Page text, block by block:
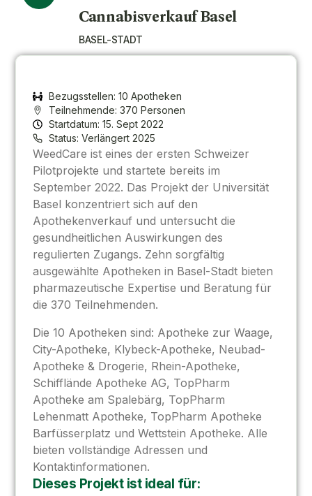
Cannabisverkauf Basel
BASEL-STADT
Bezugsstellen: 10 Apotheken
Teilnehmende: 370 Personen
Startdatum: 15. Sept 2022
Status: Verlängert 2025
WeedCare ist eines der ersten Schweizer
Pilotprojekte und startete bereits im
September 2022. Das Projekt der Universität
Basel konzentriert sich auf den
Apothekenverkauf und untersucht die
gesundheitlichen Auswirkungen des
regulierten Zugangs. Zehn sorgfältig
ausgewählte Apotheken in Basel-Stadt bieten
pharmazeutische Expertise und Beratung für
die 370 Teilnehmenden.
Die 10 Apotheken sind: Apotheke zur Waage,
City-Apotheke, Klybeck-Apotheke, Neubad-
Apotheke & Drogerie, Rhein-Apotheke,
Schifflände Apotheke AG, TopPharm
Apotheke am Spalebärg, TopPharm
Lehenmatt Apotheke, TopPharm Apotheke
Barfüsserplatz und Wettstein Apotheke. Alle
bieten vollständige Adressen und
Kontaktinformationen.
Dieses Projekt ist ideal für: